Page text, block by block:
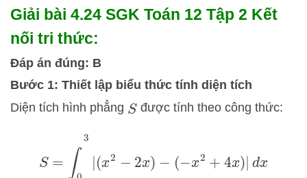
Giải bài 4.24 SGK Toán 12 Tập 2 Kết
nối tri thức:
Đáp án đúng: B
Bước 1: Thiết lập biểu thức tính diện tích
Diện tích hình phẳng Sđược tính theo công thức:
∫0